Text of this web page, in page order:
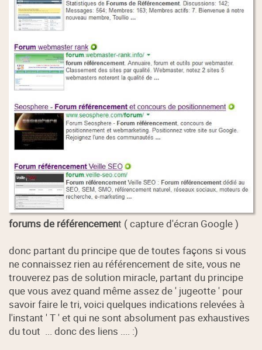
forums de référencement ( capture d'écran Google )
donc partant du principe que de toutes façons si vous
ne connaissez rien au référencement de site, vous ne
trouverez pas de solution miracle, partant du principe
que vous avez quand même assez de ' jugeotte ' pour
savoir faire le tri, voici quelques indications relevées à
l'instant ' T ' et qui ne sont absolument pas exhaustives
du tout ... donc des liens .... :)